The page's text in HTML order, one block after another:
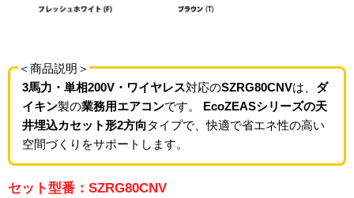
＜商品説明＞
3馬力・単相200V・ワイヤレス対応のSZRG80CNVは、 ダ
イキン製の業務用エアコンです。 EcoZEASシリーズの天
井埋込カセット形2方向タイプで、快適で省エネ性の高い
空間づくりをサポートします。
セット型番：SZRG80CNV